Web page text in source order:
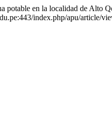
en la localidad de Alto
index.php/apu/article/